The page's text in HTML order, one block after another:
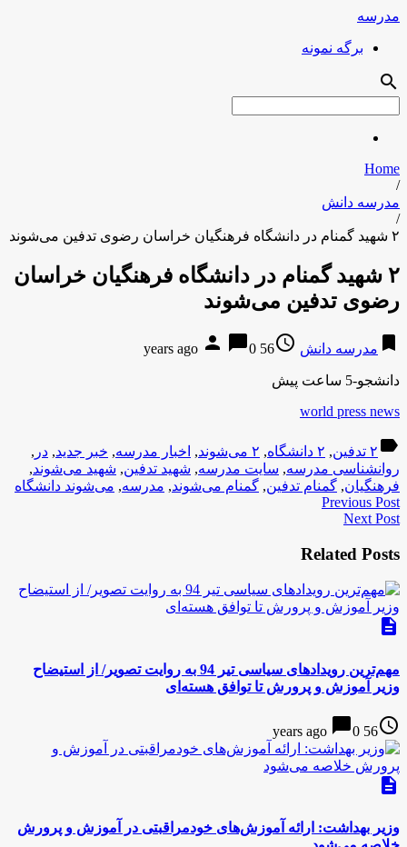
مدرسه
برگه نمونه
search
Home
/
مدرسه دانش
/
۲ شهید گمنام در دانشگاه فرهنگیان خراسان رضوی تدفین می‌شوند
۲ شهید گمنام در دانشگاه فرهنگیان خراسان
رضوی تدفین می‌شوند
bookmark مدرسه دانش access_time
56 years ago
person chat_bubble0
دانشجو-5 ساعت پیش
world press news
label ۲ تدفین , ۲ دانشگاه , ۲ می‌شوند , اخبار مدرسه, خبر جدید, در ,
روانشناسی مدرسه, سایت مدرسه, شهید تدفین, شهید می‌شوند,
فرهنگیان, گمنام تدفین, گمنام می‌شوند, مدرسه, می‌شوند دانشگاه
Previous Post
Next Post
Related Posts
description
مهم‌ترین رویدادهای سیاسی تیر 94 به روایت تصویر/ از استیضاح
وزیر آموزش و پرورش تا توافق هسته‌ای
access_time
56 years ago
chat_bubble0
description
وزیر بهداشت: ارائه آموزش‌های خودمراقبتی در آموزش و پرورش